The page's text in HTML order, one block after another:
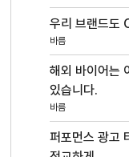
우리 브랜드도
바름
해외 바이어는
있습니다.
바름
퍼포먼스 광고